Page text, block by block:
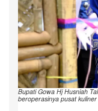
Bupati Gowa Hj Husniah
beroperasinya pusat